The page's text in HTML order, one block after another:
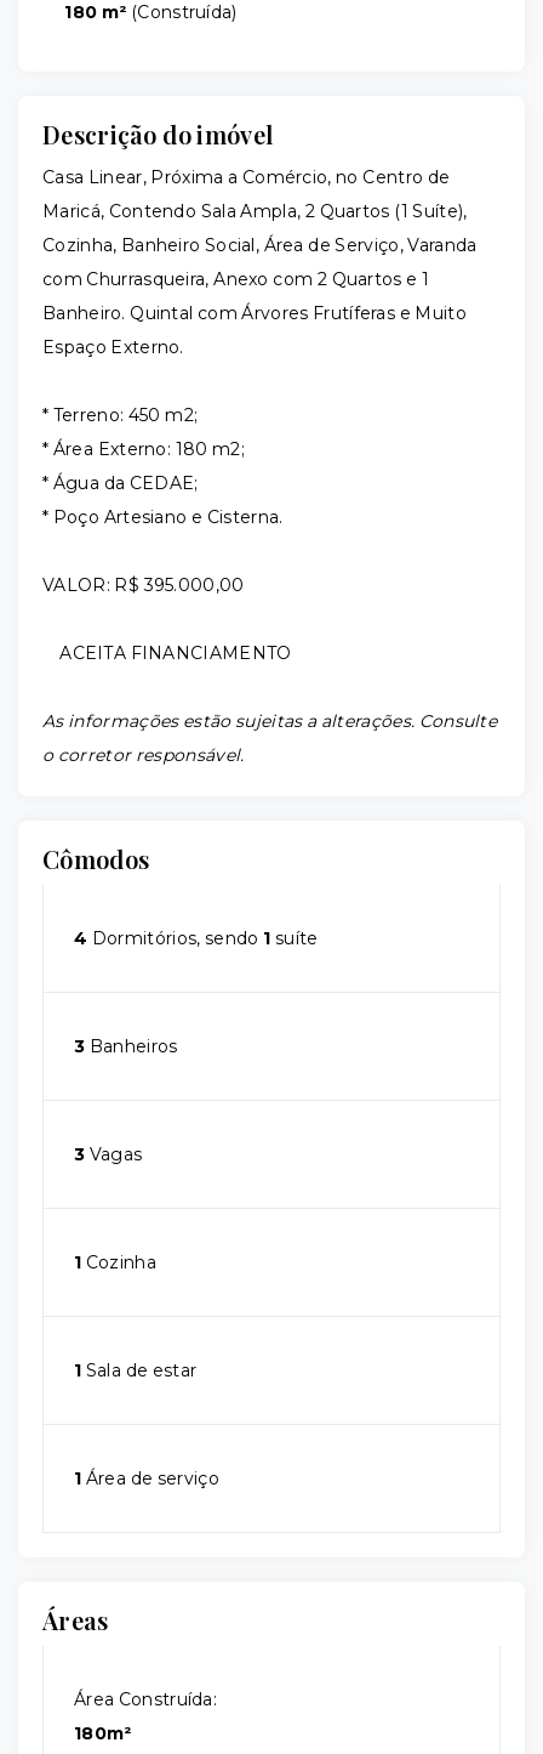
180 m² (Construída)
Descrição do imóvel
Casa Linear, Próxima a Comércio, no Centro de
Maricá, Contendo Sala Ampla, 2 Quartos (1 Suíte),
Cozinha, Banheiro Social, Área de Serviço, Varanda
com Churrasqueira, Anexo com 2 Quartos e 1
Banheiro. Quintal com Árvores Frutíferas e Muito
Espaço Externo.
* Terreno: 450 m2;
* Área Externo: 180 m2;
* Água da CEDAE;
* Poço Artesiano e Cisterna.
VALOR: R$ 395.000,00
ACEITA FINANCIAMENTO
As informações estão sujeitas a alterações. Consulte
o corretor responsável.
Cômodos
4 Dormitórios, sendo 1 suíte
3 Banheiros
3 Vagas
1 Cozinha
1 Sala de estar
1 Área de serviço
Áreas
Área Construída:
180m²